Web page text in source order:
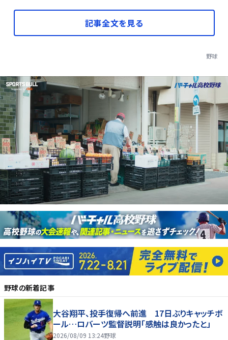
記事全文を見る
野球
野球の新着記事
大谷翔平、投手復帰へ前進 17日ぶりキャッチボ
ール…ロバーツ監督説明「感触は良かったと」
2026/08/09 13:24野球